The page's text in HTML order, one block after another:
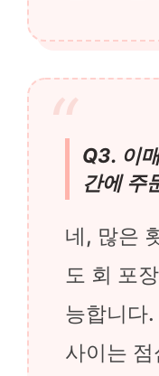
Q3. 이
간에 주
네, 많은
도 회 포
능합니다
사이는